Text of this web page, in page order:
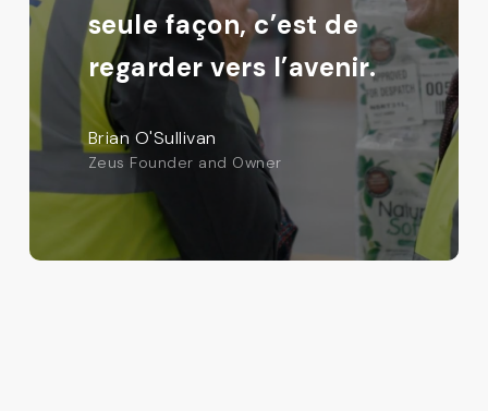
seule façon, c’est de
regarder vers l’avenir.
Brian O'Sullivan
Zeus Founder and Owner